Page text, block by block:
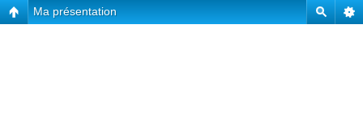
Ma présentation